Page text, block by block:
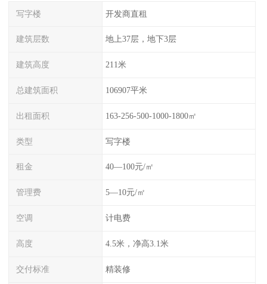
写字楼 开发商直租
建筑层数 地上37层，地下3层
建筑高度 211米
总建筑面积 106907平米
出租面积 163-256-500-1000-1800㎡
类型 写字楼
租金 40—100元/㎡
管理费 5—10元/㎡
空调 计电费
高度 4.5米，净高3.1米
交付标准 精装修